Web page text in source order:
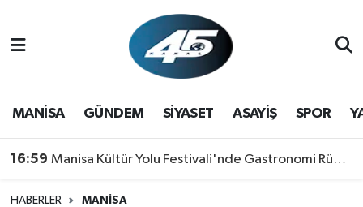
MANİSA GÜNDEM SİYASET ASAYİŞ SPOR
16:59 Manisa Kültür Yolu Festivali'nde Gastronomi Rüzgarı: Lezzetin Yıldızı "Manisa Kebabı" Oldu!
HABERLER MANİSA
GÜNDEM
Hava Durumu
Trafik Durumu